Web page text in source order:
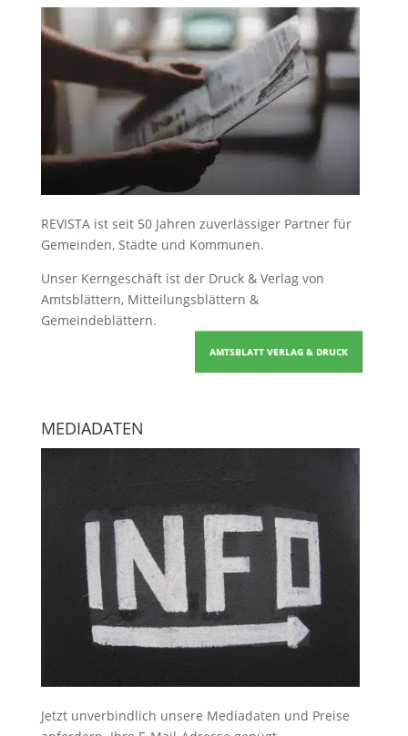
REVISTA ist seit 50 Jahren zuverlässiger Partner für
Gemeinden, Städte und Kommunen.
Unser Kerngeschäft ist der Druck & Verlag von
Amtsblättern, Mitteilungsblättern &
Gemeindeblättern.
AMTSBLATT VERLAG & DRUCK
MEDIADATEN
Jetzt unverbindlich unsere Mediadaten und Preise